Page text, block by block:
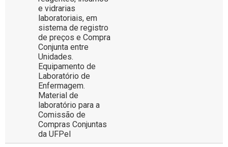
e vidrarias
laboratoriais, em
sistema de registro
de preços e Compra
Conjunta entre
Unidades.
Equipamento de
Laboratório de
Enfermagem.
Material de
laboratório para a
Comissão de
Compras Conjuntas
da UFPel